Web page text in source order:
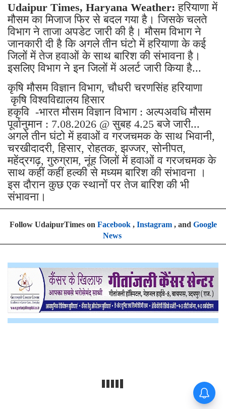
Udaipur Times, Haryana Weather:हरियाणा में
मौसम का मिजाज फिर से बदल गया है। जिसके चलते
विभाग ने ताजा अपडेट जारी की है। मौसम विभाग ने
जानकारी दी है कि अगले तीन घंटो में हरियाणा के कई
जिलों में तेज हवाओं के साथ बारिश की संभावना है।
इसलिए विभाग ने इन जिलों में अलर्ट जारी किया है...
कृषि मौसम विज्ञान विभाग, चौधरी चरणसिंह हरियाणा
कृषि विश्वविद्यालय हिसार
हकृवि -भारत मौसम विज्ञान विभाग : अल्पअवधि मौसम
पूर्वानुमान : 7.08.2026 @ सुबह 4.25 बजे जारी...
अगले तीन घंटो में हवाओं व गरजचमक के साथ भिवानी,
चरखीदादरी, हिसार, रोहतक, झज्जर, सोनीपत,
महेंद्रगढ़, गुरुग्राम, नूंह जिलों में हवाओं व गरजचमक के
साथ कहीं कहीं हल्की से मध्यम बारिश की संभावना ।
इस दौरान कुछ एक स्थानों पर तेज बारिश की भी
संभावना।
Follow UdaipurTimes on Facebook, Instagram, and Google
News